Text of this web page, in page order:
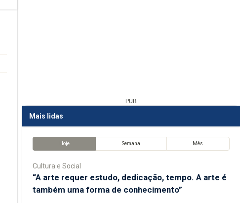
PUB
Mais lidas
Hoje Semana Mês
Cultura e Social
“A arte requer estudo, dedicação, tempo. A arte é
também uma forma de conhecimento”